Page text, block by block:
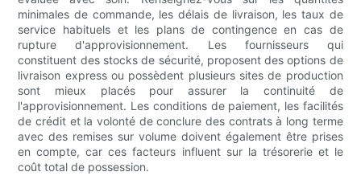
minimales de commande, les délais de livraison, les taux de
service habituels et les plans de contingence en cas de
rupture d'approvisionnement. Les fournisseurs qui
constituent des stocks de sécurité, proposent des options de
livraison express ou possèdent plusieurs sites de production
sont mieux placés pour assurer la continuité de
l'approvisionnement. Les conditions de paiement, les facilités
de crédit et la volonté de conclure des contrats à long terme
avec des remises sur volume doivent également être prises
en compte, car ces facteurs influent sur la trésorerie et le
coût total de possession.